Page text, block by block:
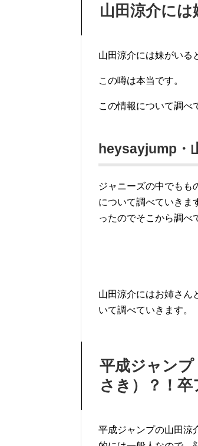
山田涼介に
山田涼介には妹がいる
この噂は本当です。
この情報について調べ
heysayjump・
ジャニーズの中でもも
について調べていきま
ったのでそこから調べ
山田涼介にはお姉さん
いて調べていきます。
平成ジャンプ
さき）？！卒
平成ジャンプの山田涼